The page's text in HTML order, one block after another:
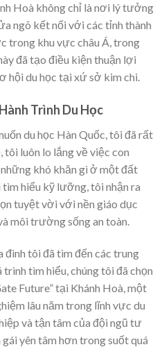
Hoà không chỉ là nơi lý tưởng
ngõ kết nối với các tỉnh thành
trong khu vực châu Á, trong
đã tạo điều kiện thuận lợi
hội du học tại xứ sở kim chi.
Trình Du Học
du học Hàn Quốc, tôi đã rất
luôn lo lắng về việc con
khó khăn gì ở một đất
tìm hiểu kỹ lưỡng, tôi nhận ra
tuyệt vời với nền giáo dục
môi trường sống an toàn.
đình tôi đã tìm đến các trung
tìm hiểu, chúng tôi đã chọn
Future” tại Khánh Hoà, một
lâu năm trong lĩnh vực du
và tận tâm của đội ngũ tư
yên tâm hơn trong suốt quá